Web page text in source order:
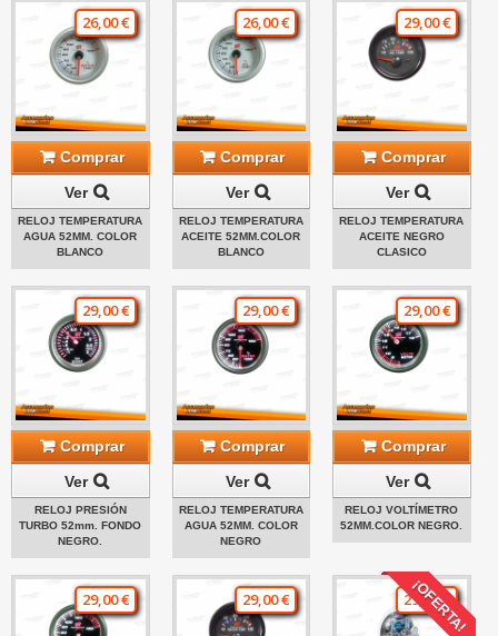
26,00 €
Comprar
Ver
RELOJ TEMPERATURA
AGUA 52MM. COLOR
BLANCO
26,00 €
Comprar
Ver
RELOJ TEMPERATURA
ACEITE 52MM.COLOR
BLANCO
29,00 €
Comprar
Ver
RELOJ TEMPERATURA
ACEITE NEGRO
CLASICO
29,00 €
Comprar
Ver
RELOJ PRESIÓN
TURBO 52mm. FONDO
NEGRO.
29,00 €
Comprar
Ver
RELOJ TEMPERATURA
AGUA 52MM. COLOR
NEGRO
29,00 €
Comprar
Ver
RELOJ VOLTÍMETRO
52MM.COLOR NEGRO.
29,00 € 29,00 € ¡OFERTA!
29,00 €